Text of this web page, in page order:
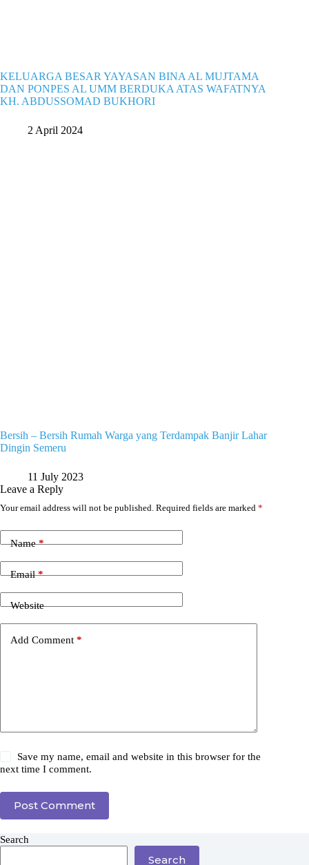
KELUARGA BESAR YAYASAN BINA AL MUJTAMA
DAN PONPES AL UMM BERDUKA ATAS WAFATNYA
KH. ABDUSSOMAD BUKHORI
2 April 2024
Bersih – Bersih Rumah Warga yang Terdampak Banjir Lahar
Dingin Semeru
11 July 2023
Leave a Reply
Your email address will not be published. Required fields are marked *
Name*
Email*
Website
Add Comment *
Save my name, email and website in this browser for the
next time I comment.
Post Comment
Search
Search